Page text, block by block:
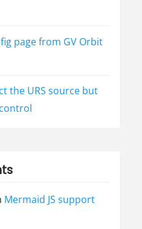
page from GV Orbit
the URS source but
Mermaid JS support